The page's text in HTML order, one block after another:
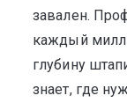
завален.
каждый
глубину
знает, где